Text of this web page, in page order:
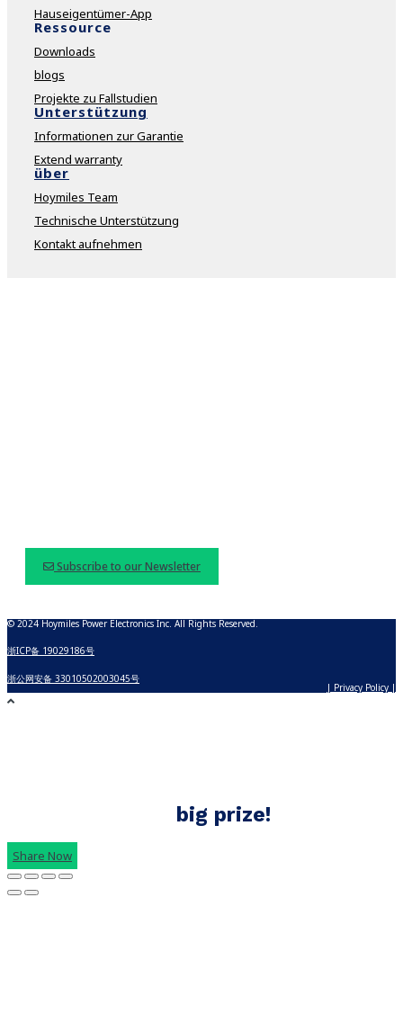
Hauseigentümer-App
Ressource
Downloads
blogs
Projekte zu Fallstudien
Unterstützung
Informationen zur Garantie
Extend warranty
über
Hoymiles Team
Technische Unterstützung
Kontakt aufnehmen
Subscribe to our Newsletter
© 2024 Hoymiles Power Electronics Inc. All Rights Reserved.
浙ICP备 19029186号
浙公网安备 33010502003045号
| Privacy Policy |
big prize!
Share Now